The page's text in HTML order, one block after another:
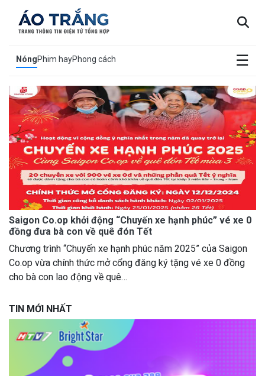
NóngPhim hayPhong cách ☰
×
Saigon Co.op khởi động “Chuyến xe hạnh phúc” vé xe 0
đồng đưa bà con về quê đón Tết
Chương trình “Chuyến xe hạnh phúc năm 2025” của Saigon
Co.op vừa chính thức mở cổng đăng ký tặng vé xe 0 đồng
cho bà con lao động về quê…
TIN MỚI NHẤT